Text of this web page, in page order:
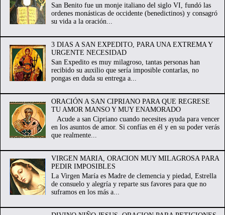
San Benito fue un monje italiano del siglo VI, fundó las
ordenes monásticas de occidente (benedictinos) y consagró
su vida a la oración...
3 DIAS A SAN EXPEDITO, PARA UNA EXTREMA Y
URGENTE NECESIDAD
San Expedito es muy milagroso, tantas personas han
recibido su auxilio que sería imposible contarlas, no
pongas en duda su entrega a...
ORACIÓN A SAN CIPRIANO PARA QUE REGRESE
TU AMOR MANSO Y MUY ENAMORADO
Acude a san Cipriano cuando necesites ayuda para vencer
en los asuntos de amor. Si confías en él y en su poder verás
que realmente...
VIRGEN MARIA, ORACION MUY MILAGROSA PARA
PEDIR IMPOSIBLES
La Virgen María es Madre de clemencia y piedad, Estrella
de consuelo y alegría y reparte sus favores para que no
suframos en los más a...